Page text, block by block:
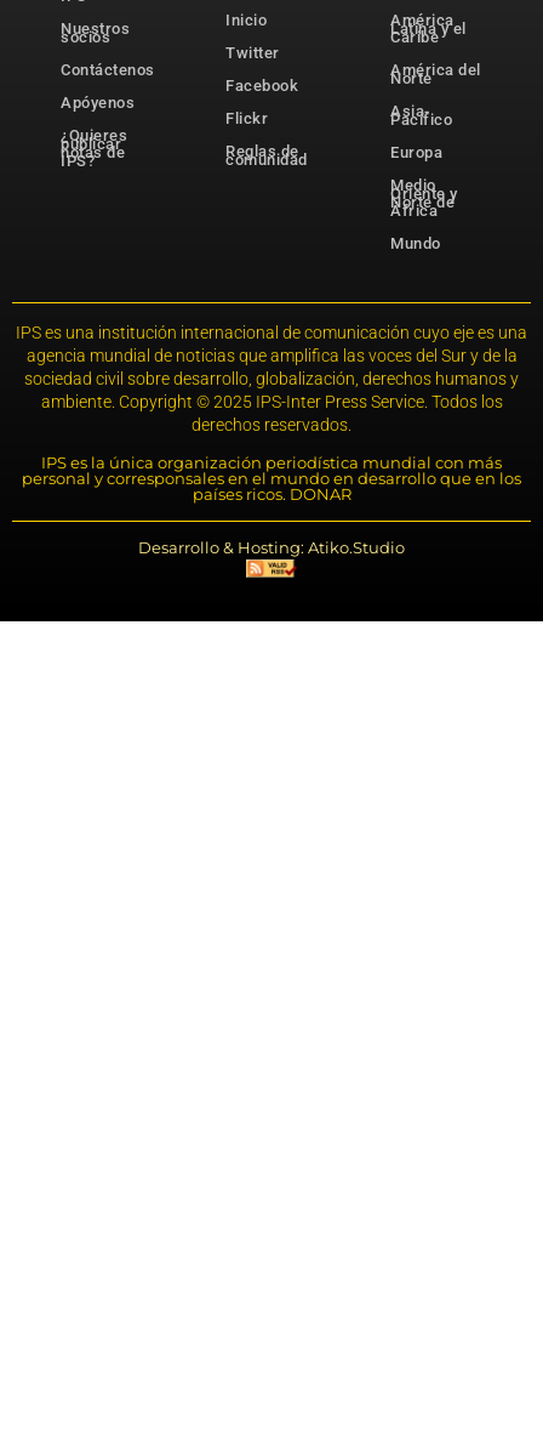
Nuestros
socios
Contáctenos
Apóyenos
¿Quieres
publicar
notas de
IPS?
Inicio
Twitter
Facebook
Flickr
Reglas de
comunidad
América
Latina y el
Caribe
América del
Norte
Asia-
Pacífico
Europa
Medio
Oriente y
Norte de
África
Mundo
IPS es una institución internacional de comunicación cuyo eje es una
agencia mundial de noticias que amplifica las voces del Sur y de la
sociedad civil sobre desarrollo, globalización, derechos humanos y
ambiente. Copyright © 2025 IPS-Inter Press Service. Todos los
derechos reservados.
IPS es la única organización periodística mundial con más
personal y corresponsales en el mundo en desarrollo que en los
países ricos. DONAR
Desarrollo & Hosting: Atiko.Studio